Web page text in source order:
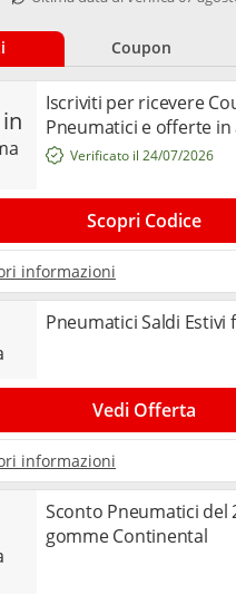
Coupon
in
Iscriviti per ricevere
Pneumatici e offerte
informazioni
Verificato il 24/07/2026
Scopri Codice
Pneumatici Saldi Estivi
informazioni
Vedi Offerta
Sconto Pneumatici del
gomme Continental